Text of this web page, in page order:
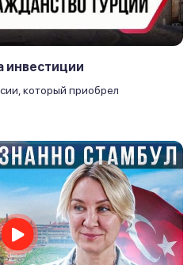
инвестиции
который приобрел